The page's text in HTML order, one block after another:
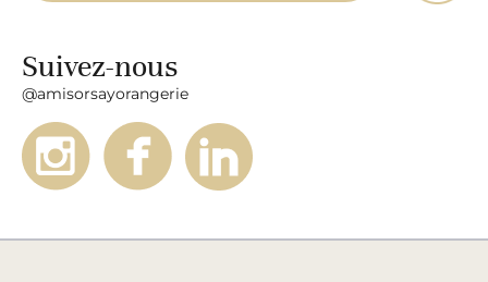
Suivez-nous
@amisorsayorangerie